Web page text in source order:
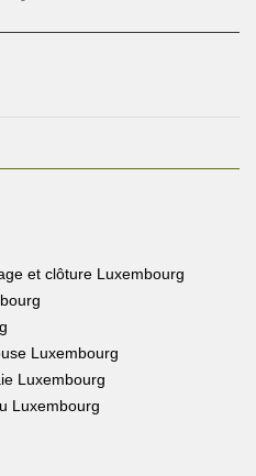
et clôture Luxembourg
Luxembourg
Luxembourg
Luxembourg